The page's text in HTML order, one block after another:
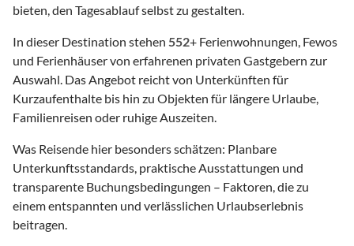
bieten, den Tagesablauf selbst zu gestalten.
In dieser Destination stehen 552+ Ferienwohnungen, Fewos
und Ferienhäuser von erfahrenen privaten Gastgebern zur
Auswahl. Das Angebot reicht von Unterkünften für
Kurzaufenthalte bis hin zu Objekten für längere Urlaube,
Familienreisen oder ruhige Auszeiten.
Was Reisende hier besonders schätzen: Planbare
Unterkunftsstandards, praktische Ausstattungen und
transparente Buchungsbedingungen – Faktoren, die zu
einem entspannten und verlässlichen Urlaubserlebnis
beitragen.